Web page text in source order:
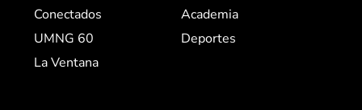
Conectados
UMNG 60
La Ventana
Academia
Deportes